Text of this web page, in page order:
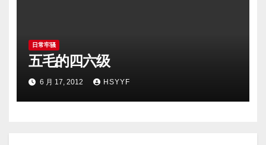
日常牢骚
五毛的四六级
6 月 17, 2012 HSYYF